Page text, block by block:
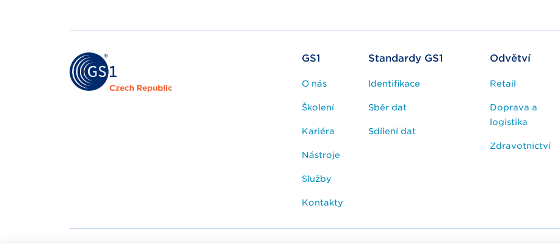
GS1
O nás
Školení
Kariéra
Nástroje
Služby
Kontakty
Standardy GS1
Identifikace
Sběr dat
Sdílení dat
Odvětví
Retail
Doprava a
logistika
Zdravotnictví